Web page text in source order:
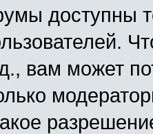
доступны
вам может